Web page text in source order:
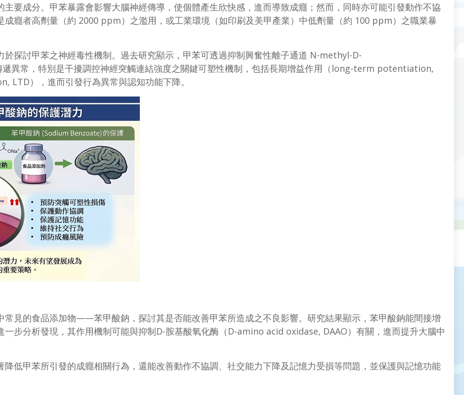
要成分。甲苯暴露會影響大腦神經傳導，使個體產生欣快感，進而導致成癮；然而，同時亦可能引發動作不協
癮者高劑量（約 2000 ppm）之濫用，或工業環境（如印刷及美甲產業）中低劑量（約 100 ppm）之職業暴
探討甲苯之神經毒性機制。過去研究顯示，甲苯可透過抑制興奮性離子通道 N-methyl-D-
異常，特別是干擾調控神經突觸連結強度之關鍵可塑性機制，包括長期增益作用（long-term potentiation,
），進而引發行為異常與認知功能下降。
常見的食品添加物——苯甲酸鈉，探討其是否能改善甲苯所造成之不良影響。研究結果顯示，苯甲酸鈉能間接增
步分析發現，其作用機制可能與抑制D-胺基酸氧化酶（D-amino acid oxidase, DAAO）有關，進而提升大腦中
低甲苯所引發的成癮相關行為，還能改善動作不協調、社交能力下降及記憶力受損等問題，並保護與記憶功能